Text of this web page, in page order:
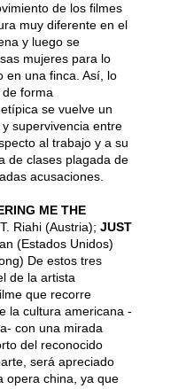
de los filmes
muy diferente en el
y luego se
mujeres para lo
en una finca. Así, lo
forma
se vuelve un
supervivencia entre
al trabajo y a su
de clases plagada de
acusaciones.
ME THE
Riahi (Austria); JUST
(Estados Unidos)
De estos tres
de la artista
que recorre
la cultura americana -
con una mirada
del reconocido
será apreciado
opera china, ya que